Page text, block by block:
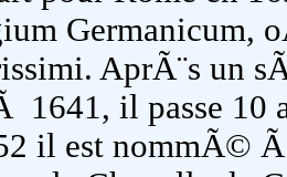
Germanicum,
AprÃ¨s un
1641, il passe 10
il est nommÃ© Ã